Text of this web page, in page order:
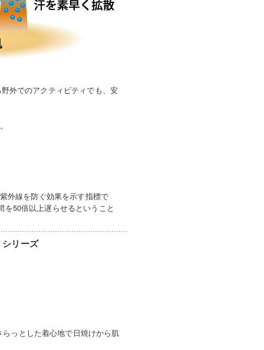
外でのアクティビティでも、安
外線を防ぐ効果を示す指標で
50倍以上遅らせるということ
リーズ
っとした着心地で日焼けから肌